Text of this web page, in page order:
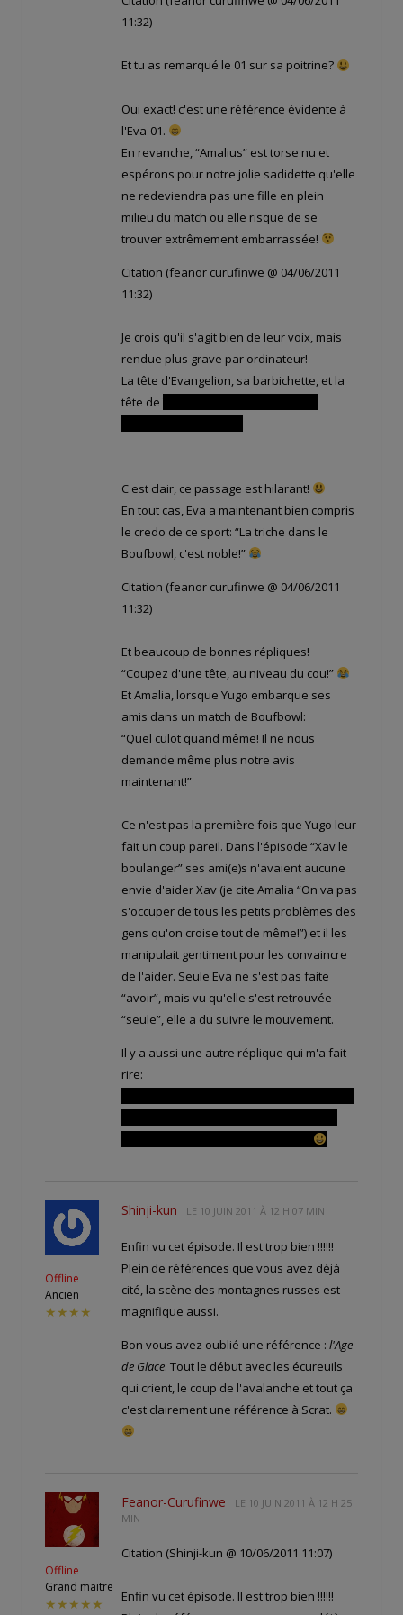
11:32)
Et tu as remarqué le 01 sur sa poitrine?
Oui exact! c'est une référence évidente à
l'Eva-01.
En revanche, “Amalius” est torse nu et
espérons pour notre jolie sadidette qu'elle
ne redeviendra pas une fille en plein
milieu du match ou elle risque de se
trouver extrêmement embarrassée!
Citation (feanor curufinwe @ 04/06/2011
11:32)
Je crois qu'il s'agit bien de leur voix, mais
rendue plus grave par ordinateur!
La tête d'Evangelion, sa barbichette, et la
tête de
C'est clair, ce passage est hilarant!
En tout cas, Eva a maintenant bien compris
le credo de ce sport: “La triche dans le
Boufbowl, c'est noble!”
Citation (feanor curufinwe @ 04/06/2011
11:32)
Et beaucoup de bonnes répliques!
“Coupez d'une tête, au niveau du cou!”
Et Amalia, lorsque Yugo embarque ses
amis dans un match de Boufbowl:
“Quel culot quand même! Il ne nous
demande même plus notre avis
maintenant!”
Ce n'est pas la première fois que Yugo leur
fait un coup pareil. Dans l'épisode “Xav le
boulanger” ses ami(e)s n'avaient aucune
envie d'aider Xav (je cite Amalia “On va pas
s'occuper de tous les petits problèmes des
gens qu'on croise tout de même!”) et il les
manipulait gentiment pour les convaincre
de l'aider. Seule Eva ne s'est pas faite
“avoir”, mais vu qu'elle s'est retrouvée
“seule”, elle a du suivre le mouvement.
Il y a aussi une autre réplique qui m'a fait
rire:
Offline
Ancien
★★★★
Shinji-kun LE 10 JUIN 2011 À 12 H 07 MIN
Enfin vu cet épisode. Il est trop bien !!!!!!
Plein de références que vous avez déjà
cité, la scène des montagnes russes est
magnifique aussi.
Bon vous avez oublié une référence : l'Age
de Glace. Tout le début avec les écureuils
qui crient, le coup de l'avalanche et tout ça
c'est clairement une référence à Scrat.
Offline
Grand maitre
★★★★★
Feanor-Curufinwe LE 10 JUIN 2011 À 12 H 25
MIN
Citation (Shinji-kun @ 10/06/2011 11:07)
Enfin vu cet épisode. Il est trop bien !!!!!!